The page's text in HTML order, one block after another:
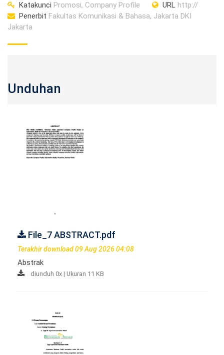
Katakunci Promosi, Company Profile URL http://
Penerbit Fakultas Komunikasi & Bahasa, Jakarta DKI
Jakarta
Unduhan
File_7 ABSTRACT.pdf
Terakhir download 09 Aug 2026 04:08
Abstrak
diunduh 0x | Ukuran 11 KB